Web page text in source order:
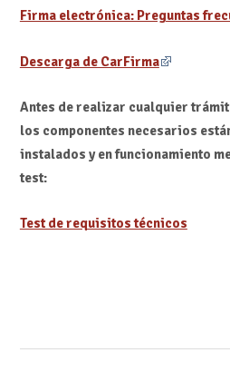
Firma electrónica: Preguntas
Descarga de CarFirma
Antes de realizar cualquier
los componentes necesarios
instalados y en funcionamiento
test:
Test de requisitos técnicos